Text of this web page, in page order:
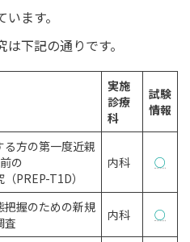
ます。
下記の通りです。
実施
診療
科
試験
情報
る方の第一度近親
の
PREP-T1D）
内科 ○
把握のための新規
査
内科 ○